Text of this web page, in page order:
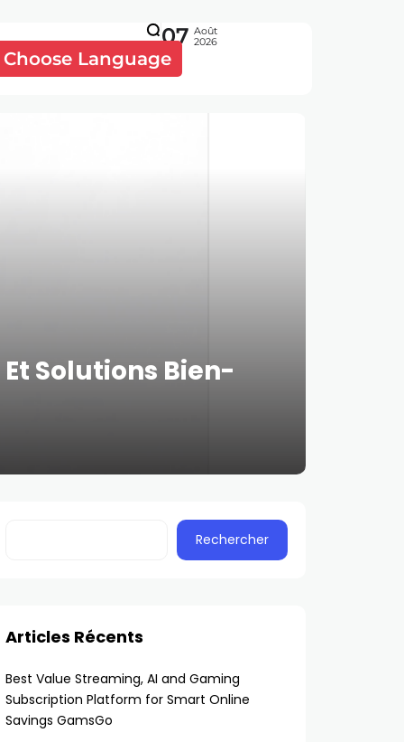
Choose Language
07 Août
2026
Solutions Bien-
Rechercher
Articles Récents
Best Value Streaming, AI and Gaming
Subscription Platform for Smart Online
Savings GamsGo